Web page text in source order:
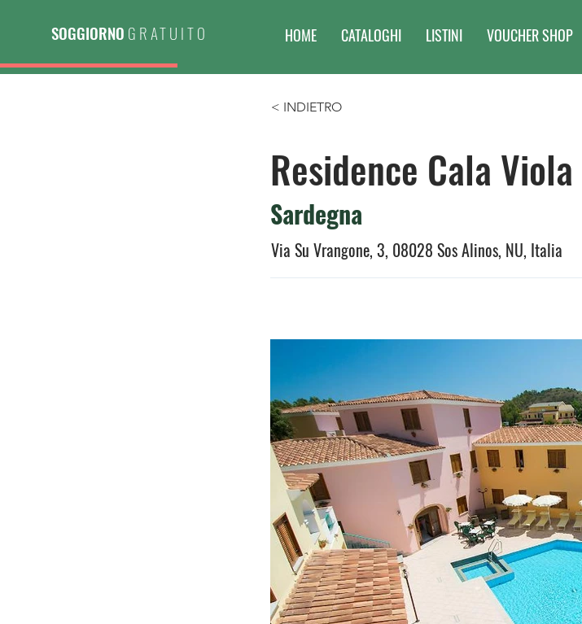
SOGGIORNO GRATUITO HOME CATALOGHI LISTINI VOUCHER SHOP
< INDIETRO
Residence Cala Viola
Sardegna
Via Su Vrangone, 3, 08028 Sos Alinos, NU, Italia